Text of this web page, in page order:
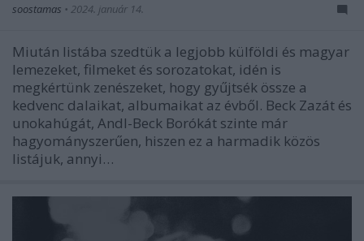
soostamas • 2024. január 14.
Miután listába szedtük a legjobb külföldi és magyar
lemezeket, filmeket és sorozatokat, idén is
megkértünk zenészeket, hogy gyűjtsék össze a
kedvenc dalaikat, albumaikat az évből. Beck Zazát és
unokahúgát, Andl-Beck Borókát szinte már
hagyományszerűen, hiszen ez a harmadik közös
listájuk, annyi…